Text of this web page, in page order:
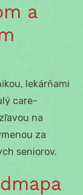
a
lekárňami
care-
na
za
seniorov.